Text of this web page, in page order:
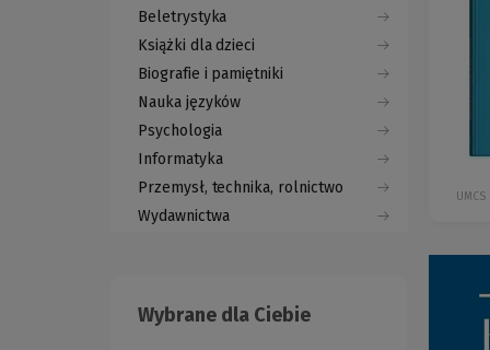
Beletrystyka
Książki dla dzieci
Biografie i pamiętniki
Nauka języków
Psychologia
Informatyka
Przemysł, technika, rolnictwo
Wydawnictwa
Wybrane dla Ciebie
UMCS